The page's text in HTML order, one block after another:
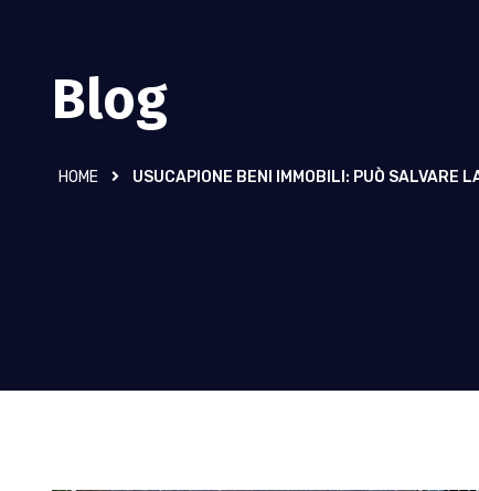
Blog
HOME USUCAPIONE BENI IMMOBILI: PUÒ SALVARE